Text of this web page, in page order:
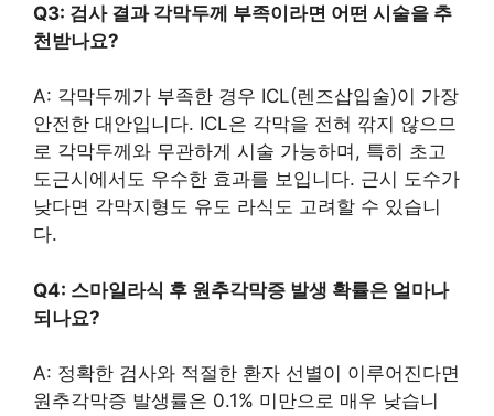
Q3: 검사 결과 각막두께 부족이라면 어떤 시술을 추
천받나요?
A: 각막두께가 부족한 경우 ICL(렌즈삽입술)이 가장
안전한 대안입니다. ICL은 각막을 전혀 깎지 않으므
로 각막두께와 무관하게 시술 가능하며, 특히 초고
도근시에서도 우수한 효과를 보입니다. 근시 도수가
낮다면 각막지형도 유도 라식도 고려할 수 있습니
다.
Q4: 스마일라식 후 원추각막증 발생 확률은 얼마나
되나요?
A: 정확한 검사와 적절한 환자 선별이 이루어진다면
원추각막증 발생률은 0.1% 미만으로 매우 낮습니